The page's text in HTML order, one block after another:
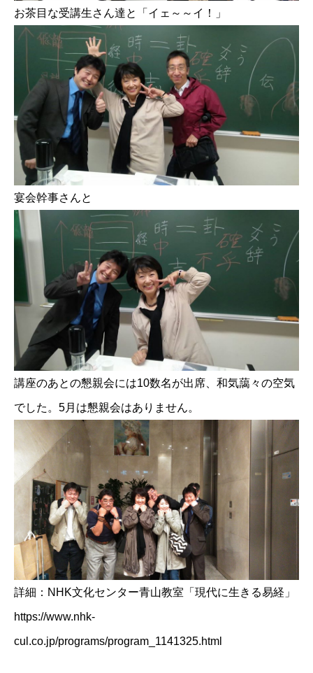
お茶目な受講生さん達と「イェ～～イ！」
宴会幹事さんと
講座のあとの懇親会には10数名が出席、和気藹々の空気
でした。5月は懇親会はありません。
詳細：NHK文化センター青山教室「現代に生きる易経」
https://www.nhk-
cul.co.jp/programs/program_1141325.html